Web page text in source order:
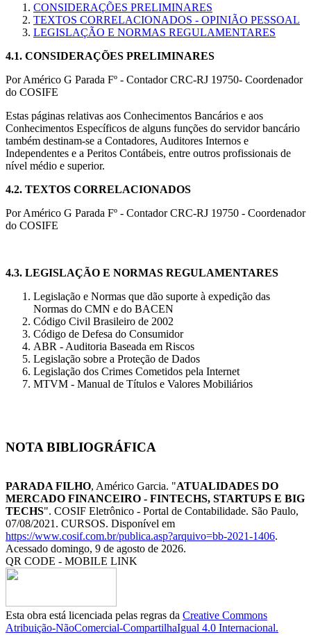
CONSIDERAÇÕES PRELIMINARES
TEXTOS CORRELACIONADOS - OPINIÃO PESSOAL
LEGISLAÇÃO E NORMAS REGULAMENTARES
4.1. CONSIDERAÇÕES PRELIMINARES
Por Américo G Parada Fº - Contador CRC-RJ 19750- Coordenador
do COSIFE
Estas páginas relativas aos Conhecimentos Bancários e aos
Conhecimentos Específicos de alguns funções do servidor bancário
também destinam-se a Contadores, Auditores Internos e
Independentes e a Peritos Contábeis, entre outros profissionais de
nível médio e superior.
4.2. TEXTOS CORRELACIONADOS
Por Américo G Parada Fº - Contador CRC-RJ 19750 - Coordenador
do COSIFE
4.3. LEGISLAÇÃO E NORMAS REGULAMENTARES
Legislação e Normas que dão suporte à expedição das
Normas do CMN e do BACEN
Código Civil Brasileiro de 2002
Código de Defesa do Consumidor
ABR - Auditoria Baseada em Riscos
Legislação sobre a Proteção de Dados
Legislação dos Crimes Cometidos pela Internet
MTVM - Manual de Títulos e Valores Mobiliários
NOTA BIBLIOGRÁFICA
PARADA FILHO, Américo Garcia. "ATUALIDADES DO
MERCADO FINANCEIRO - FINTECHS, STARTUPS E BIG
TECHS". COSIF Eletrônico - Portal de Contabilidade. São Paulo,
07/08/2021. CURSOS. Disponível em
https://www.cosif.com.br/publica.asp?arquivo=bb-2021-1406.
Acessado domingo, 9 de agosto de 2026.
QR CODE - MOBILE LINK
Esta obra está licenciada pelas regras da Creative Commons
Atribuição-NãoComercial-CompartilhaIgual 4.0 Internacional.